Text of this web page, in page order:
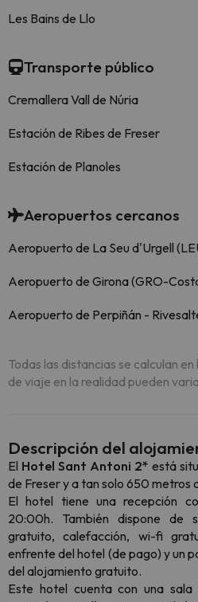
Les Bains de Llo
Transporte público
Cremallera Vall de Núria
Estación de Ribes de Freser
Estación de Planoles
Aeropuertos cercanos
Aeropuerto de La Seu d'Urgell
Aeropuerto de Girona (GRO-
Aeropuerto de Perpiñán -
Todas las distancias se calculan
de viaje en la realidad pueden
Descripción del
El Hotel Sant Antoni 2* está
de Freser y a tan solo 650 metros
El hotel tiene una recepción
20:00h. También dispone de
gratuito, calefacción, wi-fi
enfrente del hotel (de pago) y un
del alojamiento gratuito.
Este hotel cuenta con una